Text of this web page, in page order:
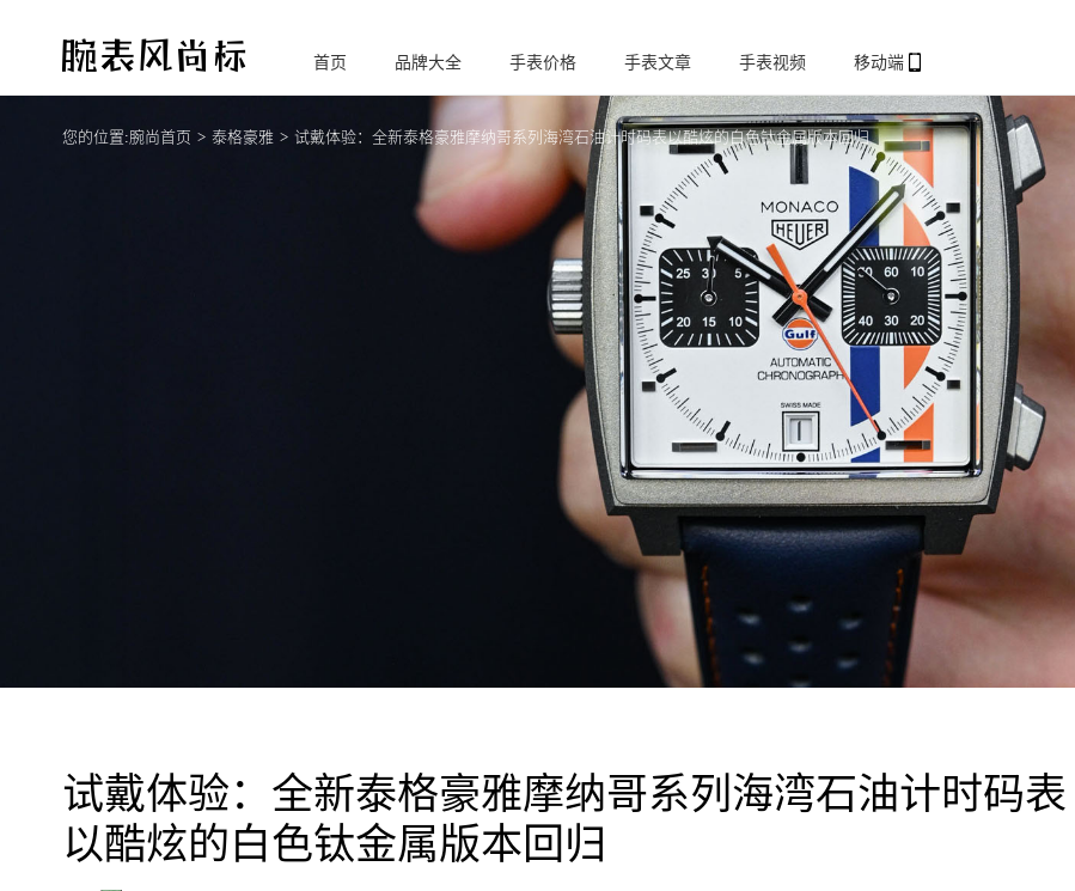
腕
表风尚标
首页 品牌大全 手表价格 手表文章 手表视频 移动端
您的位置:腕尚首页 泰格豪雅 试戴体验：全新泰格豪雅摩纳哥系列海湾石油计时码表以酷炫的白色钛金属版本回归
试戴体验：全新泰格豪雅摩纳哥系列海湾石油计时码表
以酷炫的白色钛金属版本回归